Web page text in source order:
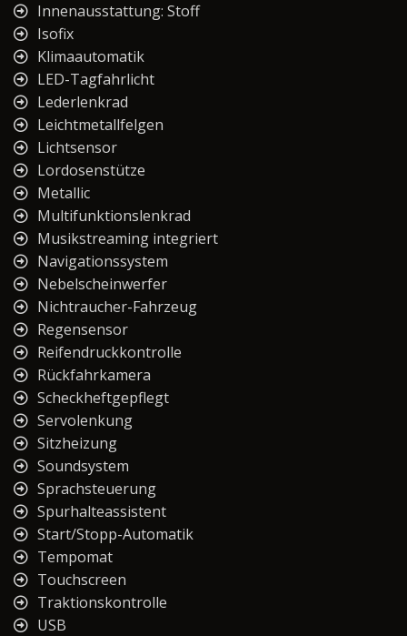
Innenausstattung: Stoff
Isofix
Klimaautomatik
LED-Tagfahrlicht
Lederlenkrad
Leichtmetallfelgen
Lichtsensor
Lordosenstütze
Metallic
Multifunktionslenkrad
Musikstreaming integriert
Navigationssystem
Nebelscheinwerfer
Nichtraucher-Fahrzeug
Regensensor
Reifendruckkontrolle
Rückfahrkamera
Scheckheftgepflegt
Servolenkung
Sitzheizung
Soundsystem
Sprachsteuerung
Spurhalteassistent
Start/Stopp-Automatik
Tempomat
Touchscreen
Traktionskontrolle
USB